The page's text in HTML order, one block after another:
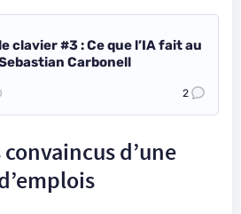
clavier #3 : Ce que l’IA fait au
Carbonell
2
convaincus d’une